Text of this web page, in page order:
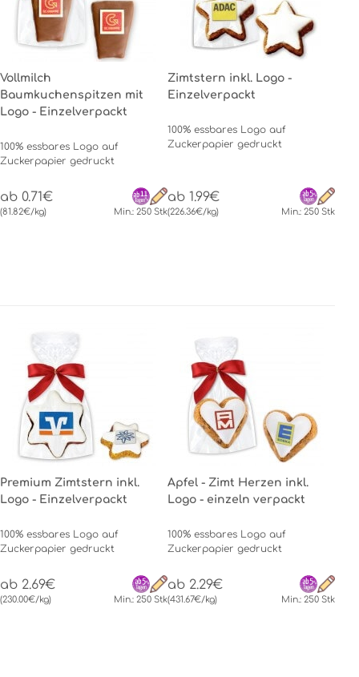
Vollmilch
Baumkuchenspitzen mit
Logo - Einzelverpackt
100% essbares Logo auf
Zuckerpapier gedruckt
ab 0.71€
(81.82€/kg) Min.: 250 Stk
Zimtstern inkl. Logo -
Einzelverpackt
100% essbares Logo auf
Zuckerpapier gedruckt
ab 1.99€
(226.36€/kg) Min.: 250 Stk
Premium Zimtstern inkl.
Logo - Einzelverpackt
100% essbares Logo auf
Zuckerpapier gedruckt
ab 2.69€
(230.00€/kg) Min.: 250 Stk
Apfel - Zimt Herzen inkl.
Logo - einzeln verpackt
100% essbares Logo auf
Zuckerpapier gedruckt
ab 2.29€
(431.67€/kg) Min.: 250 Stk